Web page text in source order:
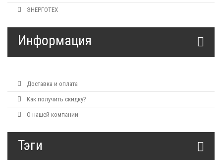
ЭНЕРГОТЕХ
Информация
Доставка и оплата
Как получить скидку?
О нашей компании
Тэги